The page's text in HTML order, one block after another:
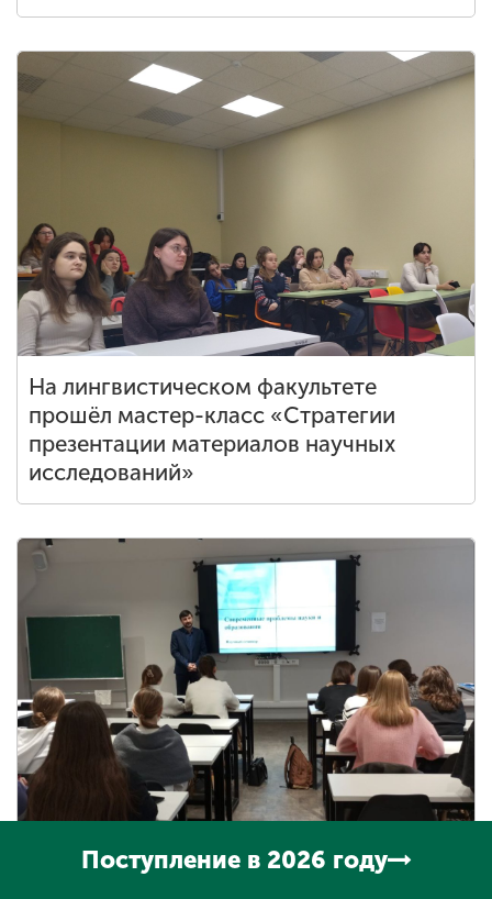
На лингвистическом факультете
прошёл мастер-класс «Стратегии
презентации материалов научных
исследований»
В Мининском университете прошел
Поступление в 2026 году